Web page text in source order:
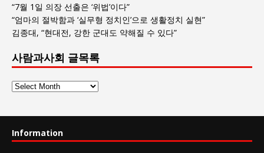
“7월 1일 의장 선출은 ‘위법’이다”
“엄마의 절박함과 ‘실무형 정치인’으로 생활정치 실현”
김종대, “현대전, 강한 군대도 약해질 수 있다”
사람과사회 글목록
사
회
Information